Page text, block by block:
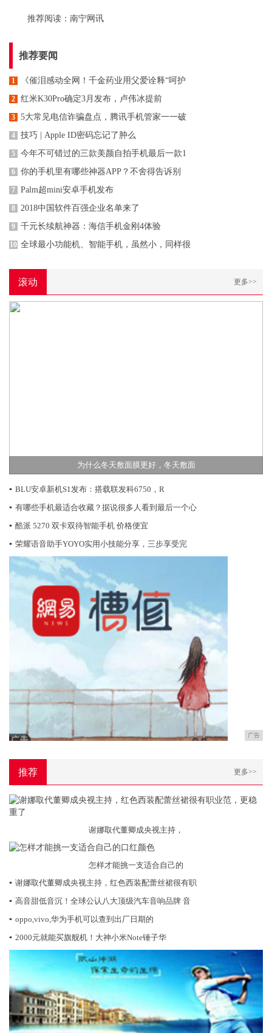
推荐阅读： 南宁网讯
推荐要闻
1 《催泪感动全网！千金药业用父爱诠释“呵护
2 红米K30Pro确定3月发布，卢伟冰提前
3 5大常见电信诈骗盘点，腾讯手机管家一一破
4 技巧 | Apple ID密码忘记了肿么
5 今年不可错过的三款美颜自拍手机最后一款1
6 你的手机里有哪些神器APP？不舍得告诉别
7 Palm超mini安卓手机发布
8 2018中国软件百强企业名单来了
9 千元长续航神器：海信手机金刚4体验
10 全球最小功能机、智能手机，虽然小，同样很
滚动 更多>>
为什么冬天敷面膜更好，冬天敷面
▪ BLU安卓新机S1发布：搭载联发科6750，R
▪ 有哪些手机最适合收藏？据说很多人看到最后一个心
▪ 酷派 5270 双卡双待智能手机 价格便宜
▪ 荣耀语音助手YOYO实用小技能分享，三步享受完
广告
推荐 更多>>
谢娜取代董卿成央视主持，
怎样才能挑一支适合自己的
▪ 谢娜取代董卿成央视主持，红色西装配蕾丝裙很有职
▪ 高音甜低音沉！全球公认八大顶级汽车音响品牌 音
▪ oppo,vivo,华为手机可以查到出厂日期的
▪ 2000元就能买旗舰机！大神小米Note锤子华